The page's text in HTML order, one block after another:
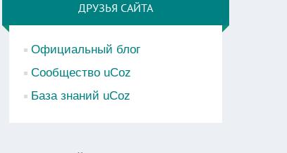
ДРУЗЬЯ САЙТА
Официальный блог
Сообщество uCoz
База знаний uCoz